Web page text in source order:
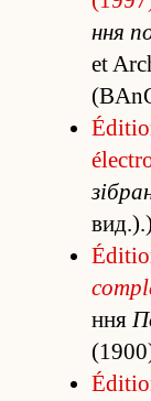
ння
et
ння